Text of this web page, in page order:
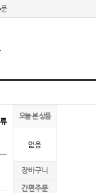
오늘 본 상품
없음
장바구니
간편주문